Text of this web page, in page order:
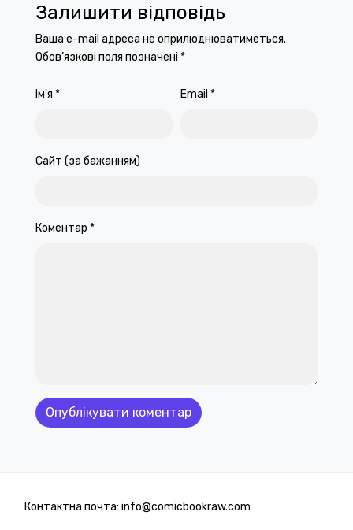
Залишити відповідь
Ваша e-mail адреса не оприлюднюватиметься.
Обов’язкові поля позначені *
Ім'я * Email *
Сайт (за бажанням)
Коментар *
Контактна почта: info@comicbookraw.com